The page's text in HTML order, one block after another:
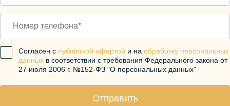
Согласен с публичной офертой и на обработку персональных
данных в соответствии с требования Федерального закона от
27 июля 2006 г. №152-ФЗ "О персональных данных"
Отправить